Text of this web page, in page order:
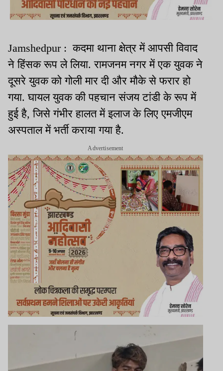
Jamshedpur : कदमा थाना क्षेत्र में आपसी विवाद
ने हिंसक रूप ले लिया. रामजनम नगर में एक युवक ने
दूसरे युवक को गोली मार दी और मौके से फरार हो
गया. घायल युवक की पहचान संजय टांडी के रूप में
हुई है, जिसे गंभीर हालत में इलाज के लिए एमजीएम
अस्पताल में भर्ती कराया गया है.
Advertisement